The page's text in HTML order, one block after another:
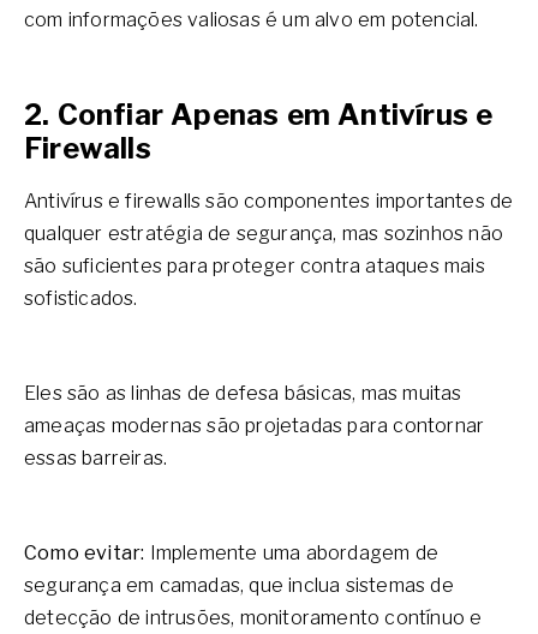
com informações valiosas é um alvo em potencial.
2. Confiar Apenas em Antivírus e
Firewalls
Antivírus e firewalls são componentes importantes de
qualquer estratégia de segurança, mas sozinhos não
são suficientes para proteger contra ataques mais
sofisticados.
Eles são as linhas de defesa básicas, mas muitas
ameaças modernas são projetadas para contornar
essas barreiras.
Como evitar: Implemente uma abordagem de
segurança em camadas, que inclua sistemas de
detecção de intrusões, monitoramento contínuo e